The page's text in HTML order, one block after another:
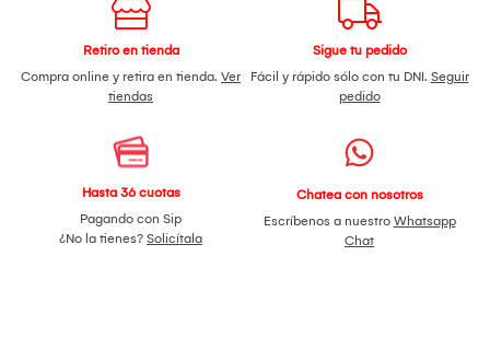
Retiro en tienda
Compra online y retira en tienda. Ver
tiendas
Sigue tu pedido
Fácil y rápido sólo con tu DNI. Seguir
pedido
Hasta 36 cuotas
Pagando con Sip
¿No la tienes? Solicítala
Chatea con nosotros
Escríbenos a nuestro Whatsapp
Chat